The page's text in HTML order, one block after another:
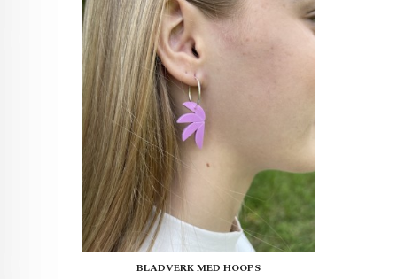
BLADVERK MED HOOPS